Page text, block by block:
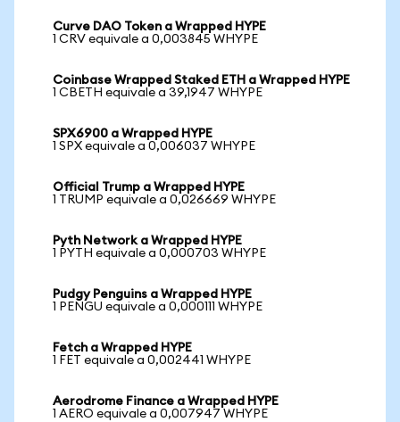
Curve DAO Token a Wrapped HYPE
1 CRV equivale a 0,003845 WHYPE
Coinbase Wrapped Staked ETH a Wrapped HYPE
1 CBETH equivale a 39,1947 WHYPE
SPX6900 a Wrapped HYPE
1 SPX equivale a 0,006037 WHYPE
Official Trump a Wrapped HYPE
1 TRUMP equivale a 0,026669 WHYPE
Pyth Network a Wrapped HYPE
1 PYTH equivale a 0,000703 WHYPE
Pudgy Penguins a Wrapped HYPE
1 PENGU equivale a 0,000111 WHYPE
Fetch a Wrapped HYPE
1 FET equivale a 0,002441 WHYPE
Aerodrome Finance a Wrapped HYPE
1 AERO equivale a 0,007947 WHYPE